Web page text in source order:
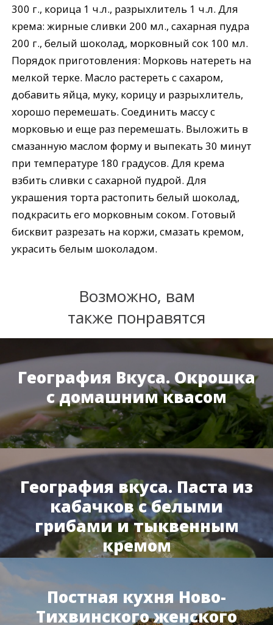
300 г., корица 1 ч.л., разрыхлитель 1 ч.л. Для
крема: жирные сливки 200 мл., сахарная пудра
200 г., белый шоколад, морковный сок 100 мл.
Порядок приготовления: Морковь натереть на
мелкой терке. Масло растереть с сахаром,
добавить яйца, муку, корицу и разрыхлитель,
хорошо перемешать. Соединить массу с
морковью и еще раз перемешать. Выложить в
смазанную маслом форму и выпекать 30 минут
при температуре 180 градусов. Для крема
взбить сливки с сахарной пудрой. Для
украшения торта растопить белый шоколад,
подкрасить его морковным соком. Готовый
бисквит разрезать на коржи, смазать кремом,
украсить белым шоколадом.
Возможно, вам
также понравятся
География Вкуса. Окрошка
с домашним квасом
География вкуса. Паста из
кабачков с белыми
грибами и тыквенным
кремом
Постная кухня Ново-
Тихвинского женского